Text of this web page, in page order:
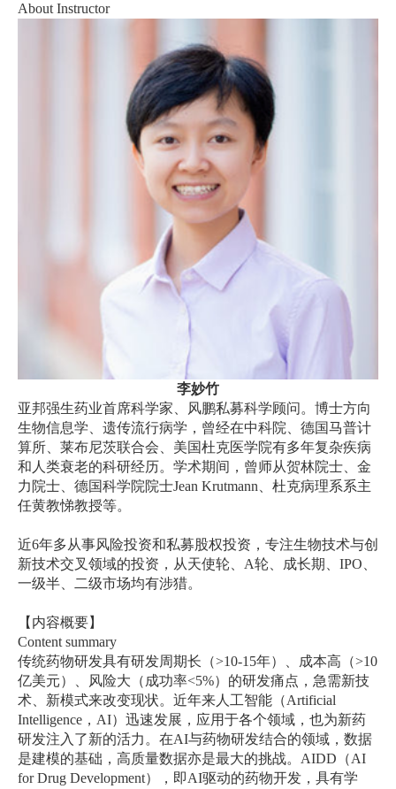
About Instructor
李妙竹
亚邦强生药业首席科学家、风鹏私募科学顾问。博士方向
生物信息学、遗传流行病学，曾经在中科院、德国马普计
算所、莱布尼茨联合会、美国杜克医学院有多年复杂疾病
和人类衰老的科研经历。学术期间，曾师从贺林院士、金
力院士、德国科学院院士Jean Krutmann 、杜克病理系系主
任黄教悌教授等。
近6年多从事风险投资和私募股权投资，专注生物技术与创
新技术交叉领域的投资，从天使轮、 A轮、成长期、 IPO
一级半、二级市场均有涉猎。
【内容概要】
Content summary
传统药物研发具有研发周期长（>10-15年）、成本高（>10
亿美元）、风险大（成功率<5%）的研发痛点，急需新技
术、新模式来改变现状。近年来人工智能（Artificial
Intelligence ， AI）迅速发展，应用于各个领域，也为新药
研发注入了新的活力。在AI与药物研发结合的领域，数据
是建模的基础，高质量数据亦是最大的挑战。 AIDD （AI
for Drug Development），即AI驱动的药物开发，具有学